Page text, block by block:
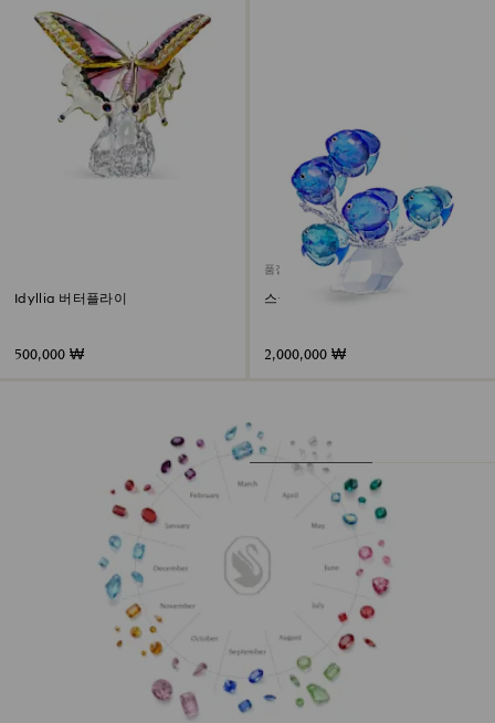
Idyllia 버터플라이
500,000 ₩
품절
스쿨 오브 피시
2,000,000 ₩